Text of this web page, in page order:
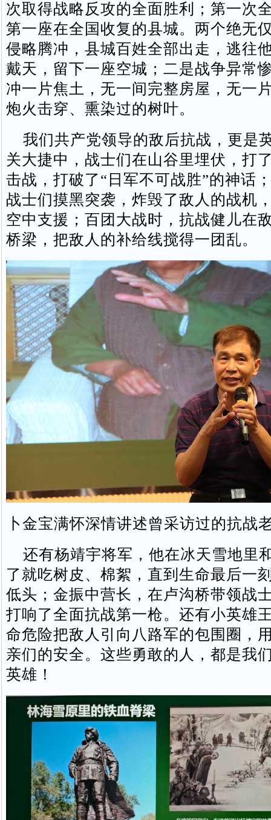
次取得战略反攻的全面胜利；第一次
第一座在全国收复的县城。两个绝无
侵略腾冲，县城百姓全部出走，逃往
戴天，留下一座空城；二是战争异常
冲一片焦土，无一间完整房屋，无一
炮火击穿、熏染过的树叶。
我们共产党领导的敌后抗战，更是
关大捷中，战士们在山谷里埋伏，打
击战，打破了“日军不可战胜”的神话
战士们摸黑突袭，炸毁了敌人的战机
空中支援；百团大战时，抗战健儿在
桥梁，把敌人的补给线搅得一团乱。
卜金宝满怀深情讲述曾采访过的抗战
还有杨靖宇将军，他在冰天雪地里
了就吃树皮、棉絮，直到生命最后一
低头；金振中营长，在卢沟桥带领战
打响了全面抗战第一枪。还有小英雄
命危险把敌人引向八路军的包围圈，
亲们的安全。这些勇敢的人，都是我
英雄！